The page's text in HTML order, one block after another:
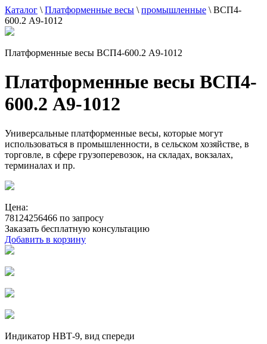
Каталог \ Платформенные весы \ промышленные \ ВСП4-
600.2 А9-1012
Платформенные весы ВСП4-600.2 А9-1012
Платформенные весы ВСП4-
600.2 А9-1012
Универсальные платформенные весы, которые могут
использоваться в промышленности, в сельском хозяйстве, в
торговле, в сфере грузоперевозок, на складах, вокзалах,
терминалах и пр.
Цена:
78124256466 по запросу
Заказать бесплатную консультацию
Добавить в корзину
Индикатор НВТ-9, вид спереди